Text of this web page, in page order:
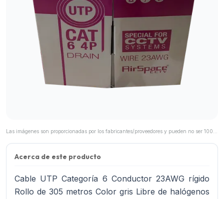
Acerca de este producto
Cable UTP Categoría 6 Conductor 23AWG rígido
Rollo de 305 metros Color gris Libre de halógenos